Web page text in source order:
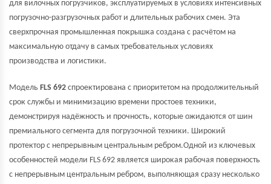
для вилочных погрузчиков, эксплуатируемых в условиях интенсивных
погрузочно-разгрузочных работ и длительных рабочих смен. Эта
сверхпрочная промышленная покрышка создана с расчётом на
максимальную отдачу в самых требовательных условиях
производства и логистики.
Модель FLS 692 спроектирована с приоритетом на продолжительный
срок службы и минимизацию времени простоев техники,
демонстрируя надёжность и прочность, которые ожидаются от шин
премиального сегмента для погрузочной техники. Широкий
протектор с непрерывным центральным ребром.Одной из ключевых
особенностей модели FLS 692 является широкая рабочая поверхность
с непрерывным центральным ребром, выполняющая сразу несколько